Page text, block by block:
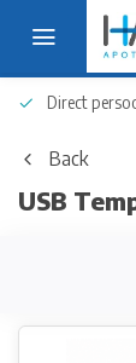
Direct
Back
USB